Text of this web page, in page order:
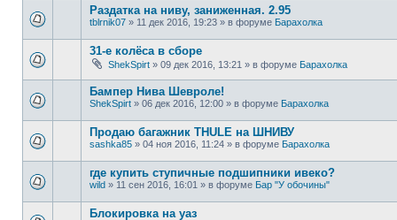
Раздатка на ниву, заниженная. 2.95
tblrnik07 » 11 дек 2016, 19:23 » в форуме Барахолка
31-е колёса в сборе
ShekSpirt » 09 дек 2016, 13:21 » в форуме Барахолка
Бампер Нива Шевроле!
ShekSpirt » 06 дек 2016, 12:00 » в форуме Барахолка
Продаю багажник THULE на ШНИВУ
sashka85 » 04 ноя 2016, 11:24 » в форуме Барахолка
где купить ступичные подшипники ивеко?
wild » 11 сен 2016, 16:01 » в форуме Бар "У обочины"
Блокировка на уаз